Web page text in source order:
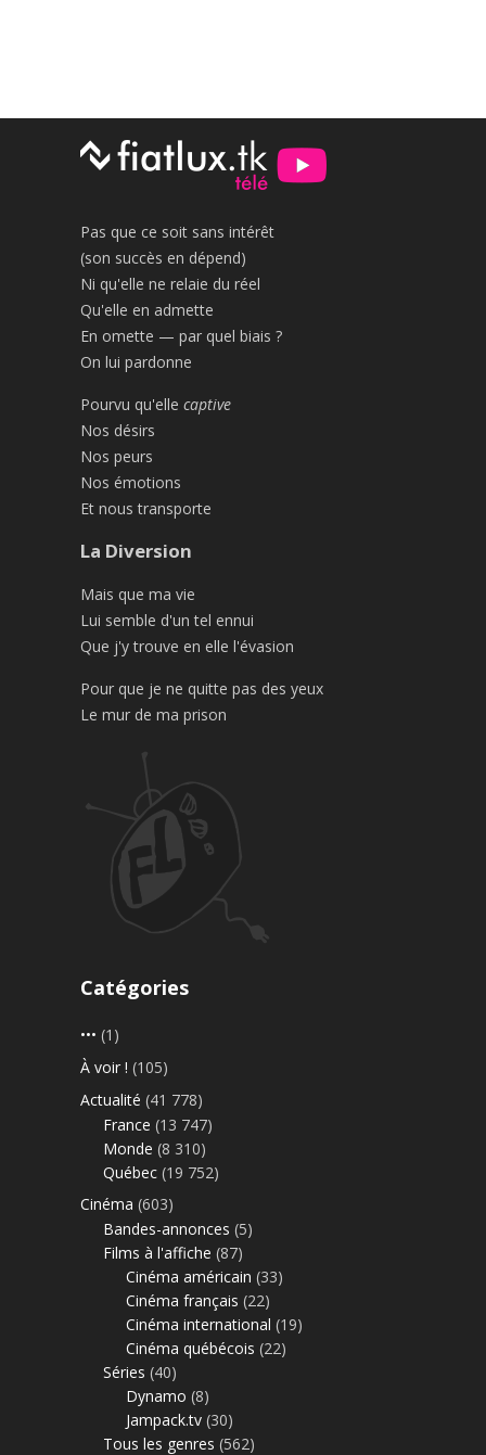
Pas que ce soit sans intérêt
(son succès en dépend)
Ni qu'elle ne relaie du réel
Qu'elle en admette
En omette — par quel biais ?
On lui pardonne
Pourvu qu'elle captive
Nos désirs
Nos peurs
Nos émotions
Et nous transporte
La Diversion
Mais que ma vie
Lui semble d'un tel ennui
Que j'y trouve en elle l'évasion
Pour que je ne quitte pas des yeux
Le mur de ma prison
Catégories
••• (1)
À voir ! (105)
Actualité (41 778)
France (13 747)
Monde (8 310)
Québec (19 752)
Cinéma (603)
Bandes-annonces (5)
Films à l'affiche (87)
Cinéma américain (33)
Cinéma français (22)
Cinéma international (19)
Cinéma québécois (22)
Séries (40)
Dynamo (8)
Jampack.tv (30)
Tous les genres (562)